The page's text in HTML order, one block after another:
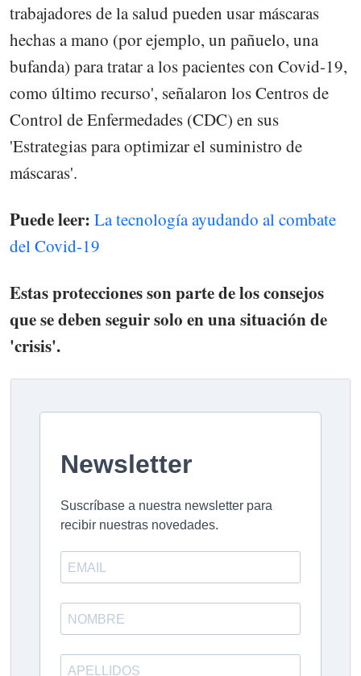
trabajadores de la salud pueden usar máscaras
hechas a mano (por ejemplo, un pañuelo, una
bufanda) para tratar a los pacientes con Covid-19,
como último recurso', señalaron los Centros de
Control de Enfermedades (CDC) en sus
'Estrategias para optimizar el suministro de
máscaras'.
Puede leer: La tecnología ayudando al combate
del Covid-19
Estas protecciones son parte de los consejos
que se deben seguir solo en una situación de
'crisis'.